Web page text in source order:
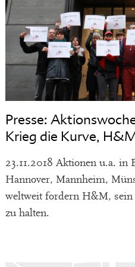
Presse:
Krieg die Kurve,
23.11.2018 Aktionen u.a. in
Hannover, Mannheim,
weltweit fordern H&M, sein
zu halten.